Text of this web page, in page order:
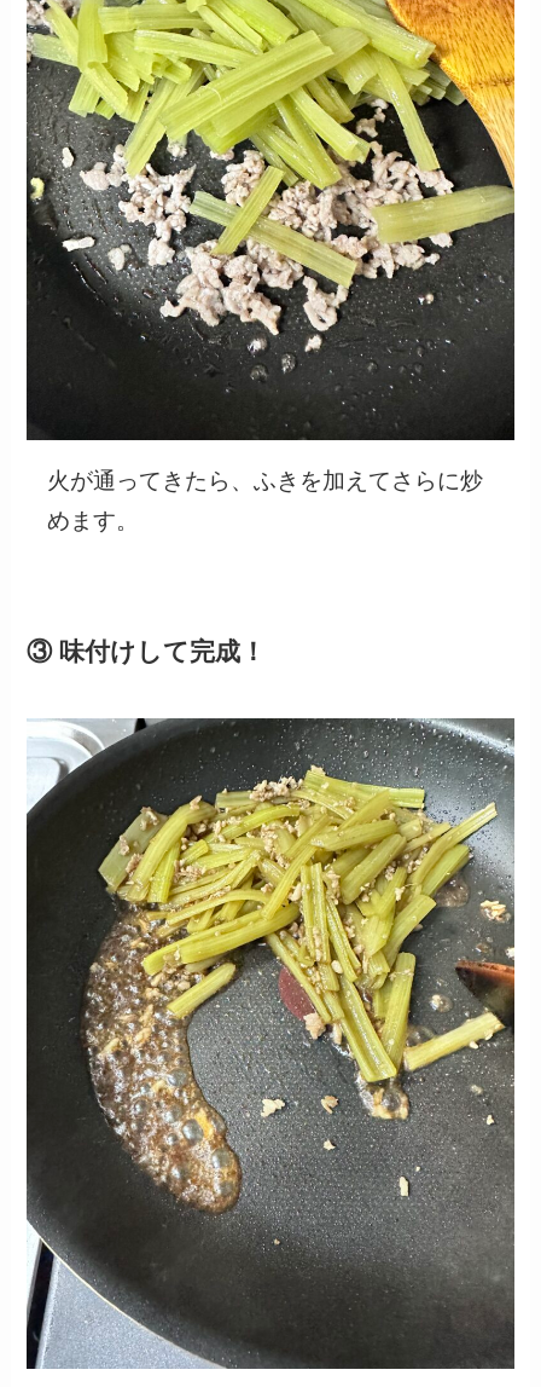
火が通ってきたら、ふきを加えてさらに炒
めます。
③ 味付けして完成！